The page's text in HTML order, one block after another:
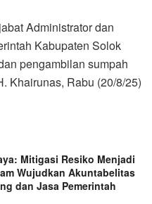
Administrator dan
Kabupaten Solok
pengambilan sumpah
Khairunas, Rabu (20/8/25)
Mitigasi Resiko Menjadi
Wujudkan Akuntabelitas
dan Jasa Pemerintah